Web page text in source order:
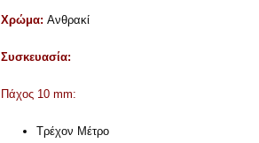
Χρώμα: Ανθρακί
Συσκευασία:
Πάχος 10 mm:
Τρέχον Μέτρο